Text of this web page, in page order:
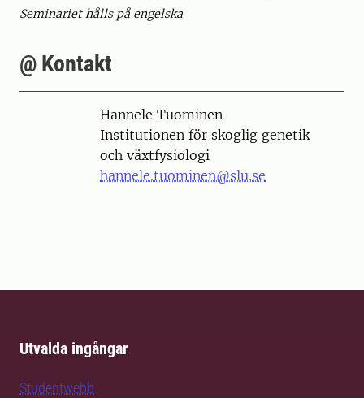
Seminariet hålls på engelska
@ Kontakt
PersonHannele Tuominen
Institutionen för skoglig genetik
och växtfysiologi
hannele.tuominen@slu.se
Utvalda ingångar
Studentwebb